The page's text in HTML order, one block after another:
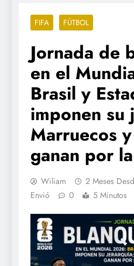
FIFA FÚTBOL
Jornada de
en el
Brasil y
imponen su
Marruecos
ganan por
Wiliam
2 Meses
Envió
0 5 Minutos